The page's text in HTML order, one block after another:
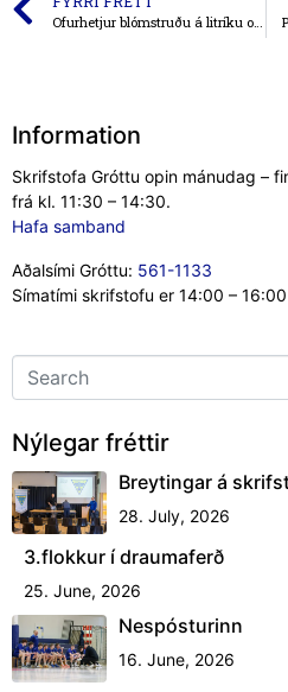
Ofurhetjur blómstruðu á litríku og kraftmiklu Ofurhetjumóti Gróttu og Colgate!
Information
Skrifstofa Gróttu opin mánudag –
frá kl. 11:30 – 14:30.
Hafa samband
Aðalsími Gróttu: 561-1133
Símatími skrifstofu er 14:00 –
Nýlegar fréttir
Breytingar á
28. July, 2026
3.flokkur í draumaferð
25. June, 2026
Nespósturinn
16. June, 2026